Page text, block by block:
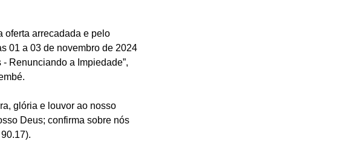
oferta arrecadada e pelo
01 a 03 de novembro de 2024
Renunciando a Impiedade”,
glória e louvor ao nosso
Deus; confirma sobre nós